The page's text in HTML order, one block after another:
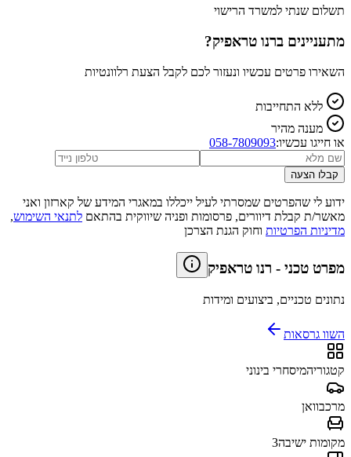
תשלום שנתי למשרד הרישוי
מתעניינים ברנו טראפיק?
השאירו פרטים עכשיו ונעזור לכם לקבל הצעת רלוונטיות
ללא התחייבות
מענה מהיר
או חייגו עכשיו:058-7809093
קבלו הצעה
ידוע לי שהפרטים שמסרתי לעיל ייכללו במאגרי המידע של קארזון ואני
מאשר/ת קבלת דיוורים, פרסומות ופניה שיווקית בהתאם לתנאי השימוש,
מדיניות הפרטיות וחוק הגנת הצרכן
מפרט טכני - רנו טראפיק
נתונים טכניים, ביצועים ומידות
השוו גרסאות
קטגוריהמיסחרי בינוני
מרכבוואן
מקומות ישיבה3